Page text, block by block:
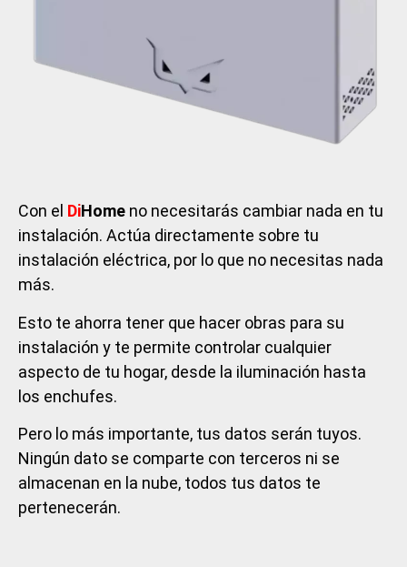
Con el DiHome no necesitarás cambiar nada en tu
instalación. Actúa directamente sobre tu
instalación eléctrica, por lo que no necesitas nada
más.
Esto te ahorra tener que hacer obras para su
instalación y te permite controlar cualquier
aspecto de tu hogar, desde la iluminación hasta
los enchufes.
Pero lo más importante, tus datos serán tuyos.
Ningún dato se comparte con terceros ni se
almacenan en la nube, todos tus datos te
pertenecerán.